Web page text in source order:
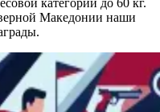
категории до 60 кг.
Македонии наши